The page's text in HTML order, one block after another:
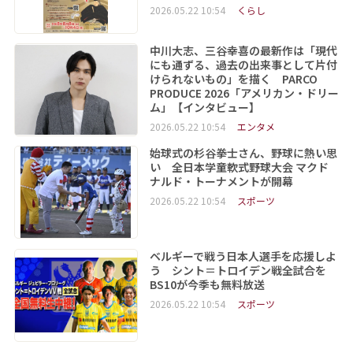
2026.05.22 10:54 くらし
中川大志、三谷幸喜の最新作は「現代
にも通ずる、過去の出来事として片付
けられないもの」を描く PARCO
PRODUCE 2026「アメリカン・ドリー
ム」【インタビュー】
2026.05.22 10:54 エンタメ
始球式の杉谷拳士さん、野球に熱い思
い 全日本学童軟式野球大会 マクド
ナルド・トーナメントが開幕
2026.05.22 10:54 スポーツ
ベルギーで戦う日本人選手を応援しよ
う シント＝トロイデン戦全試合を
BS10が今季も無料放送
2026.05.22 10:54 スポーツ